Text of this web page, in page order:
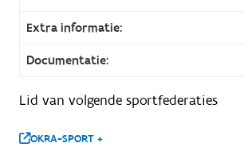
Extra informatie:
Documentatie:
Lid van volgende sportfederaties
OKRA-SPORT +